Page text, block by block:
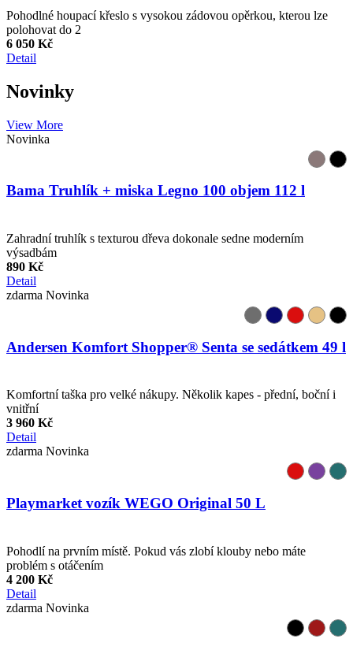
Pohodlné houpací křeslo s vysokou zádovou opěrkou, kterou lze
polohovat do 2
6 050 Kč
Detail
Novinky
View More
Novinka
Bama Truhlík + miska Legno 100 objem 112 l
Zahradní truhlík s texturou dřeva dokonale sedne moderním
výsadbám
890 Kč
Detail
zdarma Novinka
Andersen Komfort Shopper® Senta se sedátkem 49 l
Komfortní taška pro velké nákupy. Několik kapes - přední, boční i
vnitřní
3 960 Kč
Detail
zdarma Novinka
Playmarket vozík WEGO Original 50 L
Pohodlí na prvním místě. Pokud vás zlobí klouby nebo máte
problém s otáčením
4 200 Kč
Detail
zdarma Novinka